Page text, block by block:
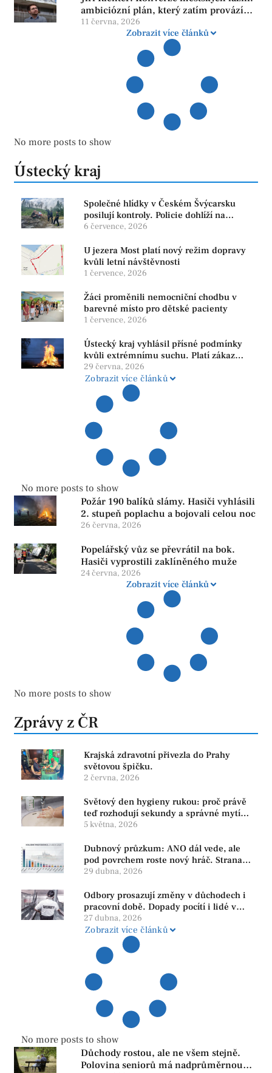
ambiciózní plán, který zatím provází
více otazníků než jistot
11 června, 2026
Zobrazit více článků
No more posts to show
Ústecký kraj
Společné hlídky v Českém Švýcarsku
posilují kontroly. Policie dohlíží na
bezpečnost i ochranu přírody
6 července, 2026
U jezera Most platí nový režim dopravy
kvůli letní návštěvnosti
1 července, 2026
Žáci proměnili nemocniční chodbu v
barevné místo pro dětské pacienty
1 července, 2026
Ústecký kraj vyhlásil přísné podmínky
kvůli extrémnímu suchu. Platí zákaz
ohňů i pyrotechniky
29 června, 2026
Zobrazit více článků
No more posts to show
Požár 190 balíků slámy. Hasiči vyhlásili
2. stupeň poplachu a bojovali celou noc
26 června, 2026
Popelářský vůz se převrátil na bok.
Hasiči vyprostili zaklíněného muže
24 června, 2026
Zobrazit více článků
No more posts to show
Zprávy z ČR
Krajská zdravotní přivezla do Prahy
světovou špičku.
2 června, 2026
Světový den hygieny rukou: proč právě
teď rozhodují sekundy a správné mytí
rukou
5 května, 2026
Dubnový průzkum: ANO dál vede, ale
pod povrchem roste nový hráč. Strana
PRO se drží nejvýš mezi menšími
29 dubna, 2026
Odbory prosazují změny v důchodech i
pracovní době. Dopady pocítí i lidé v
našem regionu
27 dubna, 2026
Zobrazit více článků
No more posts to show
Důchody rostou, ale ne všem stejně.
Polovina seniorů má nadprůměrnou